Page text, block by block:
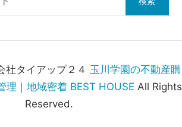
タイアップ２４ 玉川学園の不動産購
理｜地域密着 BEST HOUSE All Rights
Reserved.